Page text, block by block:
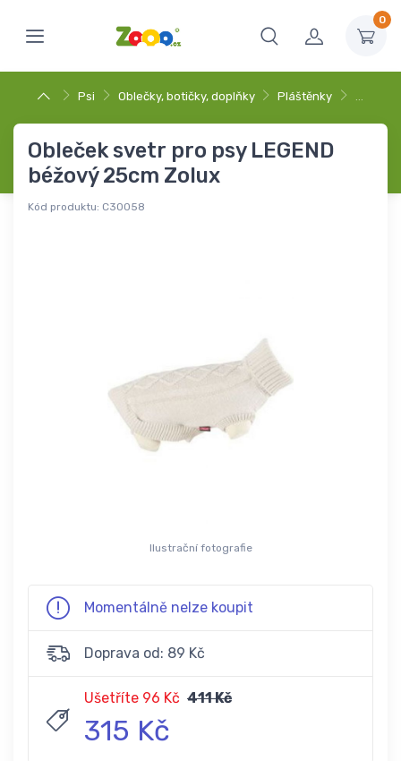
0
Psi Oblečky, botičky, doplňky Pláštěnky …
Obleček svetr pro psy LEGEND
béžový 25cm Zolux
Kód produktu: C30058
Ilustrační fotografie
Momentálně nelze koupit
Doprava od: 89 Kč
Ušetříte 96 Kč 411 Kč
315 Kč